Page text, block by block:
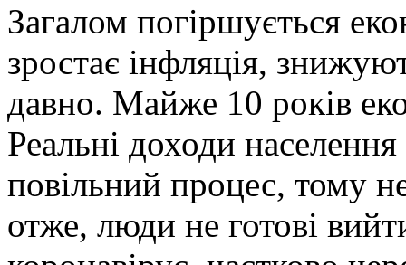
Загалом погіршується
зростає інфляція,
давно. Майже 10 років
Реальні доходи
повільний процес, тому
отже, люди не готові